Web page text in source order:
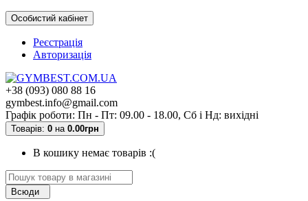
Особистий кабінет
Реєстрація
Авторизація
+38 (093) 080 88 16
gymbest.info@gmail.com
Графік роботи: Пн - Пт: 09.00 - 18.00, Сб і Нд: вихідні
Товарів: 0 на 0.00грн
В кошику немає товарів :(
Всюди